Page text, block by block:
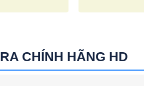
CHÍNH HÃNG HD